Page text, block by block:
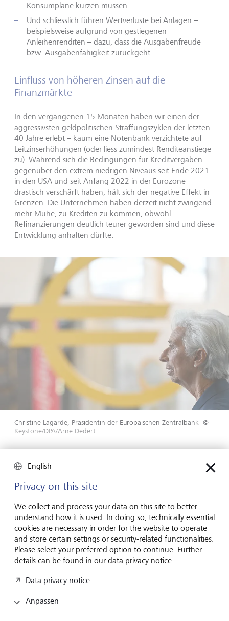
Konsumpläne kürzen müssen.
Und schliesslich führen Wertverluste bei Anlagen –
beispielsweise aufgrund von gestiegenen
Anleihenrenditen – dazu, dass die Ausgabenfreude
bzw. Ausgabenfähigkeit zurückgeht.
Einfluss von höheren Zinsen auf die
Finanzmärkte
In den vergangenen 15 Monaten haben wir einen der
aggressivsten geldpolitischen Straffungszyklen der letzten
40 Jahre erlebt – kaum eine Notenbank verzichtete auf
Leitzinserhöhungen (oder liess zumindest Renditeanstiege
zu). Während sich die Bedingungen für Kreditvergaben
gegenüber den extrem niedrigen Niveaus seit Ende 2021
in den USA und seit Anfang 2022 in der Eurozone
drastisch verschärft haben, hält sich der negative Effekt in
Grenzen. Die Unternehmen haben derzeit nicht zwingend
mehr Mühe, zu Krediten zu kommen, obwohl
Refinanzierungen deutlich teurer geworden sind und diese
Entwicklung anhalten dürfte.
Christine Lagarde, Präsidentin der Europäischen Zentralbank ©
Keystone/DPA/Arne Dedert
Wirtschaftswachstum immer mit beträchtlicher
exemplarisch gezeigt. Die jüngsten Wachstumsraten
Straffung der Geldpolitik hat die Wirtschaftstätigkeit bis
jetzt noch nicht übermässig beeinträchtigt. Der kaum zu
vermeidende wachstumsdämpfende Effekt dürfte aber
verzögert eintreten.
English
Privacy on this site
We collect and process your data on this site to better
understand how it is used. In doing so, technically essential
cookies are necessary in order for the website to operate
and store certain settings or security-related functionalities.
Please select your preferred option to continue. Further
details can be found in our data privacy notice.
Data privacy notice
Anpassen